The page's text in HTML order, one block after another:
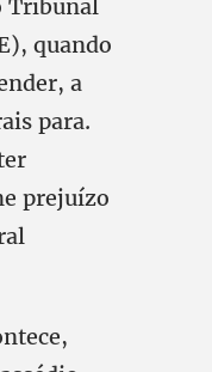
Tribunal
quando
a
para.
prejuízo